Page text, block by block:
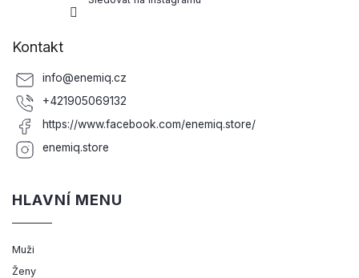
Kontakt
info@enemiq.cz
+421905069132
https://www.facebook.com/enemiq.store/
enemiq.store
HLAVNÍ MENU
Muži
Ženy